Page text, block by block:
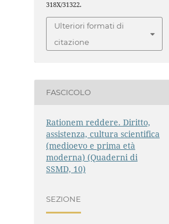
318X/31322.
Ulteriori formati di
citazione
FASCICOLO
Rationem reddere. Diritto,
assistenza, cultura scientifica
(medioevo e prima età
moderna) (Quaderni di
SSMD, 10)
SEZIONE